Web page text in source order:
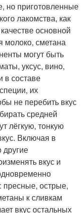
но приготовленные
лакомства, как
основной
молоко, сметана
могут быть
уксус, вино,
в составе
их
не перебить вкус
средней
лёгкую, тонкую
Включая в
другие
вкус и
пресные, острые,
к сливкам
вкус остальных